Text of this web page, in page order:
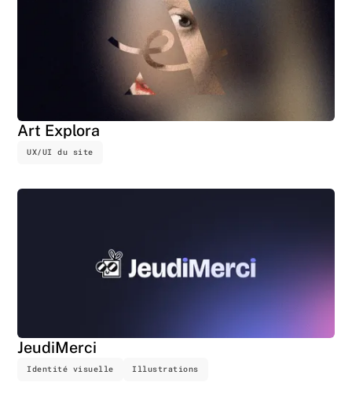
Art Explora
UX/UI du site
JeudiMerci
Identité visuelle Illustrations